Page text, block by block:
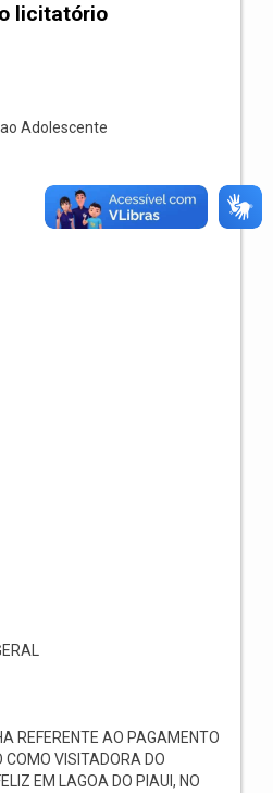
licitatório
Adolescente
REFERENTE AO PAGAMENTO
COMO VISITADORA DO
EM LAGOA DO PIAUI, NO